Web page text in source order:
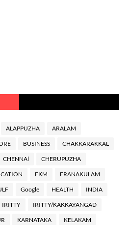
ALAPPUZHA ARALAM
BUSINESS CHAKKARAKKAL
CHENNAl CHERUPUZHA
EKM ERANAKULAM
Google HEALTH INDIA
IRITTY IRITTY/KAKKAYANGAD
KARNATAKA KELAKAM